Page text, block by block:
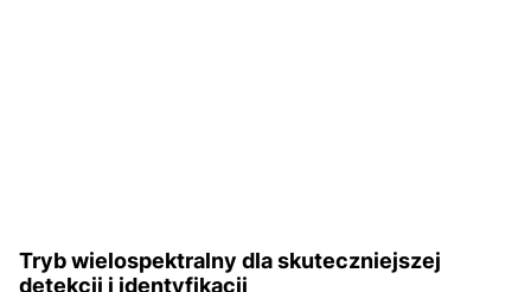
Tryb wielospektralny dla skuteczniejszej
detekcji i identyfikacji